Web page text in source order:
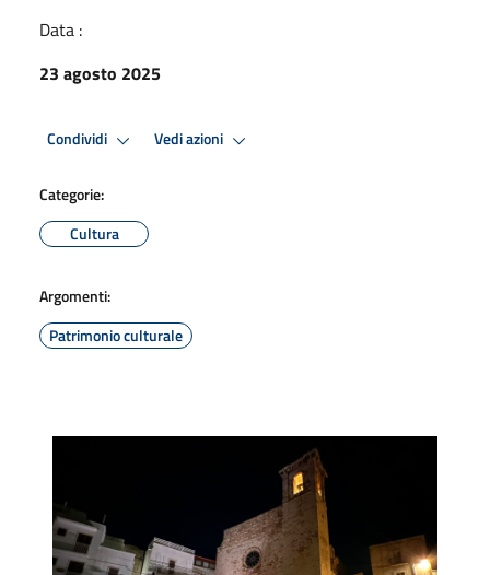
Data :
23 agosto 2025
Condividi Vedi azioni
Categorie:
Cultura
Argomenti:
Patrimonio culturale